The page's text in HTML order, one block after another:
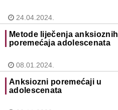
24.04.2024.
Metode liječenja anksioznih
poremećaja adolescenata
08.01.2024.
Anksiozni poremećaji u
adolescenata